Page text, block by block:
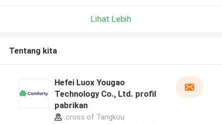
Lihat Lebih
Tentang kita
Hefei Luox Yougao
Technology Co., Ltd. profil
pabrikan
cross of Tangkou